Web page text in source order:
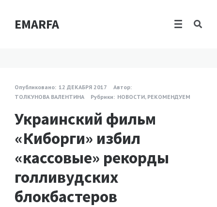
EMARFA
Опубликовано: 12 ДЕКАБРЯ 2017
Автор:
ТОЛКУНОВА ВАЛЕНТИНА
Рубрики: НОВОСТИ, РЕКОМЕНДУЕМ
Украинский фильм
«Киборги» избил
«кассовые» рекорды
голливудских
блокбастеров